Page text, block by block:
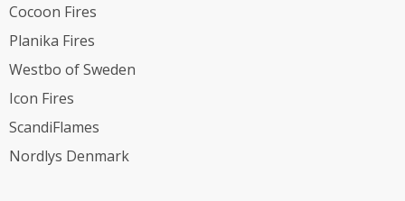
Cocoon Fires
Planika Fires
Westbo of Sweden
Icon Fires
ScandiFlames
Nordlys Denmark